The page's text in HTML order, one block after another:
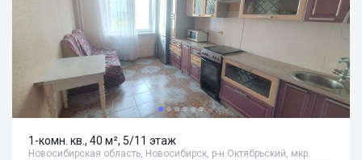
1-комн. кв., 40 м², 5/11 этаж
Новосибирская область, Новосибирск, р-н Октябрьский, мкр.